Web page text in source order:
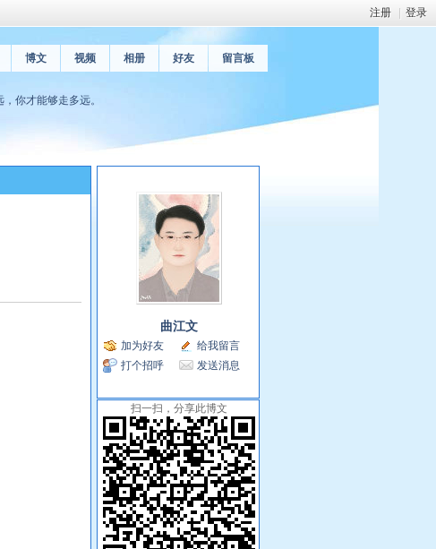
注册 登录
你才能够走多远。
博文 视频 相册 好友 留言板
曲江文
加为好友
给我留言
打个招呼
发送消息
扫一扫，分享此博文